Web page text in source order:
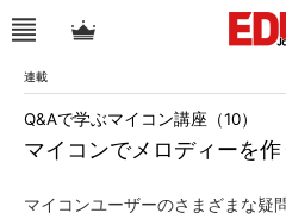
連載
マイコンでメロディーを作
Q&Aで学ぶマイコン講座（10）
マイコンユーザーのさまざまな疑